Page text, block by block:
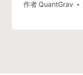
作者 QuantGrav